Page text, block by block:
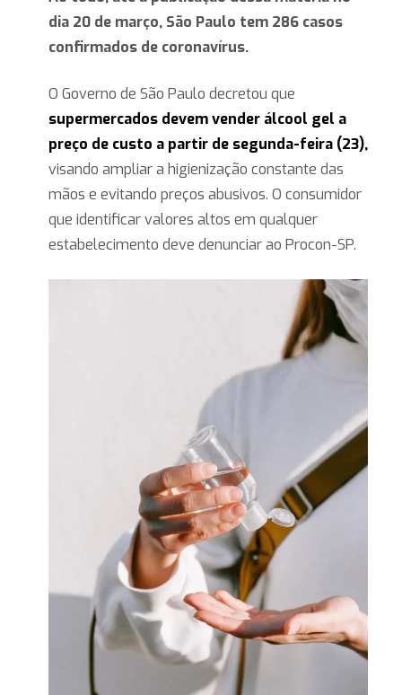
dia 20 de março, São Paulo tem 286 casos
confirmados de coronavírus.
O Governo de São Paulo decretou que
supermercados devem vender álcool gel a
preço de custo a partir de segunda-feira (23),
visando ampliar a higienização constante das
mãos e evitando preços abusivos. O consumidor
que identificar valores altos em qualquer
estabelecimento deve denunciar ao Procon-SP.